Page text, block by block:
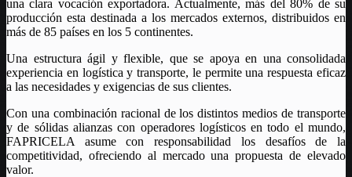
una clara vocación exportadora. Actualmente, más del 80% de su
producción esta destinada a los mercados externos, distribuidos en
más de 85 países en los 5 continentes.
Una estructura ágil y flexible, que se apoya en una consolidada
experiencia en logística y transporte, le permite una respuesta eficaz
a las necesidades y exigencias de sus clientes.
Con una combinación racional de los distintos medios de transporte
y de sólidas alianzas con operadores logísticos en todo el mundo,
FAPRICELA asume con responsabilidad los desafíos de la
competitividad, ofreciendo al mercado una propuesta de elevado
valor.